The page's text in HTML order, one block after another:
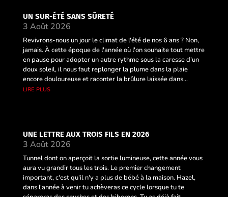
UN SUR-ÉTÉ SANS SÛRETÉ
3 Août 2026
Revivrons-nous un jour le climat de l'été de nos 6 ans ? Non,
jamais. À cette époque de l'année où l'on souhaite tout mettre
en pause pour adopter un autre rythme sous la caresse d'un
doux soleil, il nous faut replonger la plume dans la plaie
encore douloureuse et raconter la brûlure laissée dans...
lire plus
UNE LETTRE AUX TROIS FILS EN 2026
3 Août 2026
Tunnel dont on aperçoit la sortie lumineuse, cette année vous
aura vu grandir tous les trois. Le premier changement
important, c'est qu'il n'y a plus de bébé à la maison. Hazel,
dans l'année à venir tu achèveras ce cycle lorsque tu te